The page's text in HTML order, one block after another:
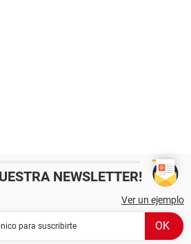
NEWSLETTER!
Ver un ejemplo